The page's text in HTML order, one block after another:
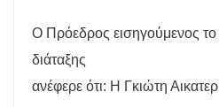
Ο Πρόεδρος εισηγούμενος το
διάταξης
ανέφερε ότι: Η Γκιώτη